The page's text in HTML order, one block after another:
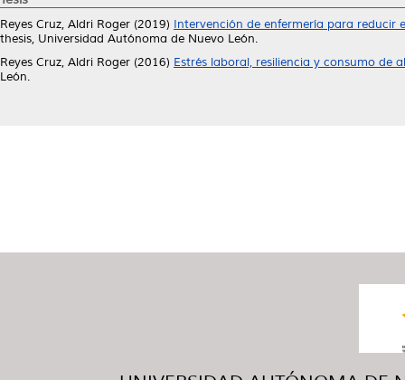
Reyes Cruz, Aldri Roger (2019) Intervención de enfermería para reducir
thesis, Universidad Autónoma de Nuevo León.
Reyes Cruz, Aldri Roger (2016) Estrés laboral, resiliencia y consumo de
León.